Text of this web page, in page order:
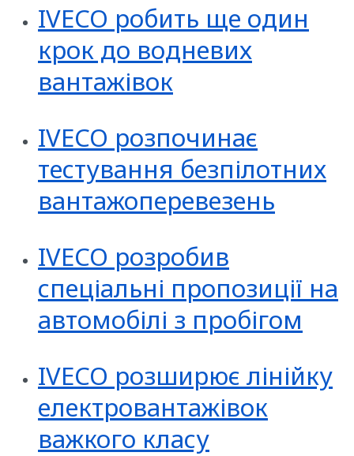
IVECO робить ще один
крок до водневих
вантажівок
IVECO розпочинає
тестування безпілотних
вантажоперевезень
IVECO розробив
спеціальні пропозиції на
автомобілі з пробігом
IVECO розширює лінійку
електровантажівок
важкого класу